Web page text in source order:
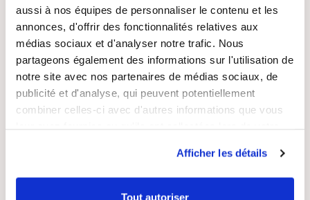
aussi à nos équipes de personnaliser le contenu et les
annonces, d'offrir des fonctionnalités relatives aux
médias sociaux et d'analyser notre trafic. Nous
partageons également des informations sur l'utilisation de
notre site avec nos partenaires de médias sociaux, de
publicité et d'analyse, qui peuvent potentiellement
combiner celles-ci avec d'autres informations que vous
Afficher les détails
Tout autoriser
LIVRAISON
SUIVIE
PAIEMENT
SÉCURISÉ